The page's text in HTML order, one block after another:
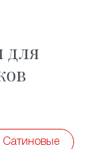
таких
для
Сатиновые